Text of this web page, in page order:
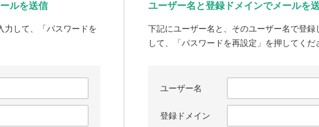
ルを送信
力して、「パスワードを
ユーザー名と登録ドメインでメールを
下記にユーザー名と、そのユーザー名で登録
して、「パスワードを再設定」を押してくだ
ユーザー名
登録ドメイン